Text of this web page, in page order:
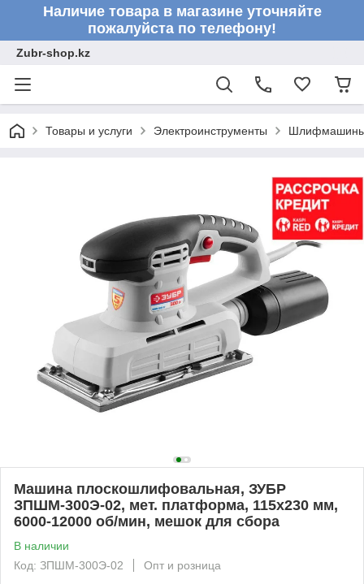
Наличие товара в магазине уточняйте
пожалуйста по телефону!
Zubr-shop.kz
Товары и услуги Электроинструменты
Машина плоскошлифовальная, ЗУБР
ЗПШМ-300Э-02, мет. платформа, 115х230 мм,
6000-12000 об/мин, мешок для сбора
В наличии
Код: ЗПШМ-300Э-02
Опт и розница